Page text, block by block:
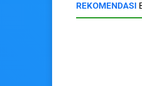
REKOMENDASI